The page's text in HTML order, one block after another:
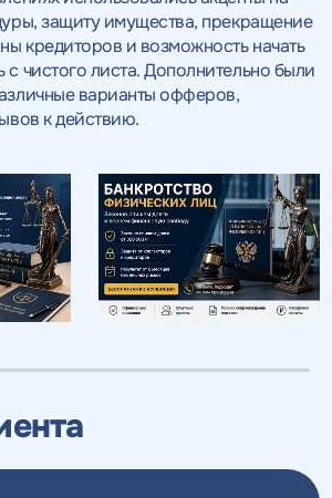
защиту имущества, прекращение
кредиторов и возможность начать
чистого листа. Дополнительно были
варианты офферов,
к действию.